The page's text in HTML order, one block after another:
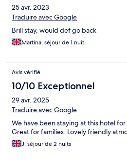
25 avr. 2023
Traduire avec Google
Brill stay, would def go back
Martina, séjour de 1 nuit
Avis vérifié
10/10 Exceptionnel
29 avr. 2025
Traduire avec Google
We have been staying at this hotel for
Great for families. Lovely friendly
J, séjour de 2 nuits